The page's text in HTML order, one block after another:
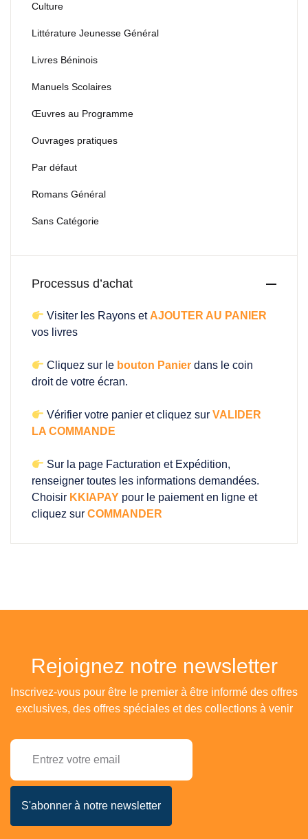
Culture
Littérature Jeunesse Général
Livres Béninois
Manuels Scolaires
Œuvres au Programme
Ouvrages pratiques
Par défaut
Romans Général
Sans Catégorie
Processus d’achat
Visiter les Rayons et AJOUTER AU PANIER
vos livres
Cliquez sur le bouton Panier dans le coin
droit de votre écran.
Vérifier votre panier et cliquez surVALIDER
LA COMMANDE
Sur la page Facturation et Expédition,
renseigner toutes les informations demandées.
Choisir KKIAPAY pour le paiement en ligne et
cliquez sur COMMANDER
Rejoignez notre newsletter
Inscrivez-vous pour être le premier à être informé des offres
exclusives, des offres spéciales et des collections à venir